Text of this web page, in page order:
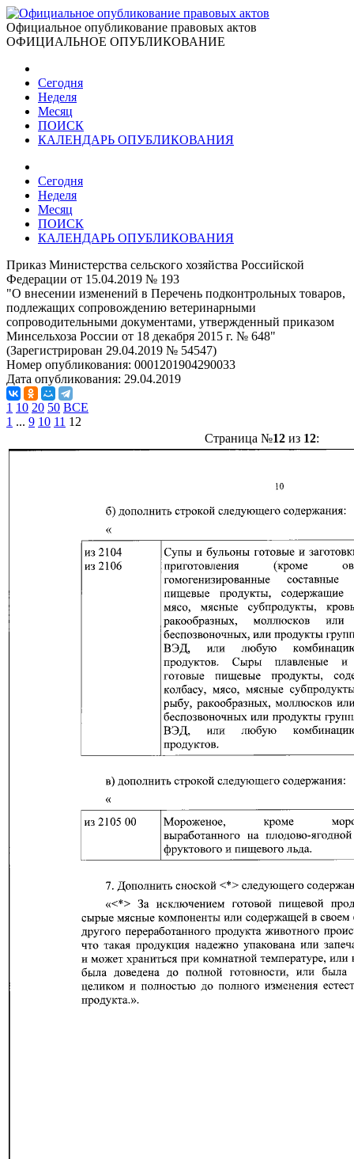
Официальное опубликование правовых актов
ОФИЦИАЛЬНОЕ ОПУБЛИКОВАНИЕ
Сегодня
Неделя
Месяц
ПОИСК
КАЛЕНДАРЬ ОПУБЛИКОВАНИЯ
Сегодня
Неделя
Месяц
ПОИСК
КАЛЕНДАРЬ ОПУБЛИКОВАНИЯ
Приказ Министерства сельского хозяйства Российской
Федерации от 15.04.2019 № 193
"О внесении изменений в Перечень подконтрольных товаров,
подлежащих сопровождению ветеринарными
сопроводительными документами, утвержденный приказом
Минсельхоза России от 18 декабря 2015 г. № 648"
(Зарегистрирован 29.04.2019 № 54547)
Номер опубликования: 0001201904290033
Дата опубликования: 29.04.2019
1 10 20 50 ВСЕ
1 ... 9 10 11 12
Страница №12из 12: